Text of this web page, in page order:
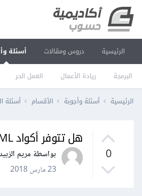
الرئيسية دروس ومقالات أسئلة
البرمجة ريادة الأعمال العمل الحر
الرئيسية أسئلة وأجوبة الأقسام أسئلة
0
هل تتوفر أكواد HTML جاهزة؟
بواسطة مريم
23 مارس 2018